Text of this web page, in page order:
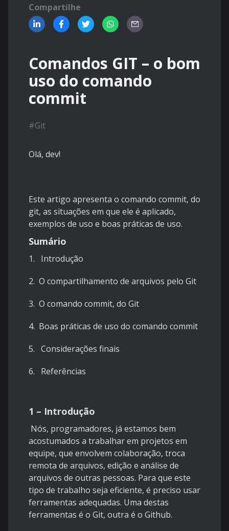
Compartilhe
Comandos GIT – o bom
uso do comando
commit
#Git
Olá, dev!
Este artigo apresenta o comando commit, do
git, as situações em que ele é aplicado,
exemplos de uso e boas práticas de uso.
Sumário
1. Introdução
2. O compartilhamento de arquivos pelo Git
3. O comando commit, do Git
4. Boas práticas de uso do comando commit
5. Considerações finais
6. Referências
1 – Introdução
Nós, programadores, já estamos bem
acostumados a trabalhar em projetos em
equipe, que envolvem colaboração, troca
remota de arquivos, edição e análise de
arquivos de outras pessoas. Para que este
tipo de trabalho seja eficiente, é preciso usar
ferramentas adequadas. Uma destas
ferramentas é o Git, outra é o Github.